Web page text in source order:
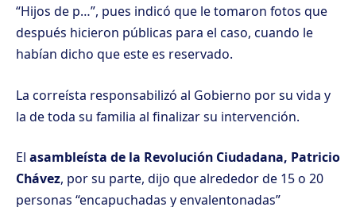
“Hijos de p…”, pues indicó que le tomaron fotos que
después hicieron públicas para el caso, cuando le
habían dicho que este es reservado.
La correísta responsabilizó al Gobierno por su vida y
la de toda su familia al finalizar su intervención.
El asambleísta de la Revolución Ciudadana, Patricio
Chávez, por su parte, dijo que alrededor de 15 o 20
personas “encapuchadas y envalentonadas”